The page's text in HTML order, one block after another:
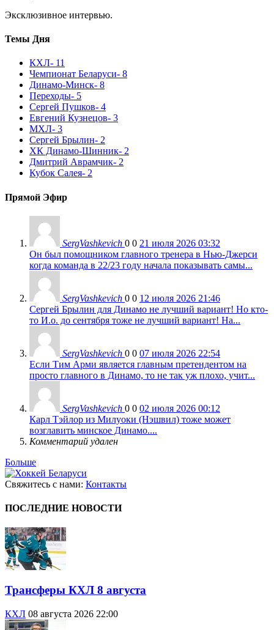
Эксклюзивное интервью.
Темы Дня
КХЛ- 11
Чемпионат Беларуси- 8
Динамо-Минск- 8
Переходы- 5
Сергей Пушков- 4
Евгений Кузнецов- 3
МХЛ- 3
Сергей Брылин- 2
ХК Динамо-Шинник- 2
Дмитрий Аврамчик- 2
Кубок Салея- 2
Прямой Эфир
SergVashkevich 0 0 21 июля 2026 03:32
Он был помощником главного тренера в Нью-Джерси
когда команда в 22/23 году начала показывать самы...
SergVashkevich 0 0 12 июля 2026 21:46
Сергей Брылин для Динамо не лучший вариант! Но кто-
то И.о. до сентября тоже не лучший вариант! На...
SergVashkevich 0 0 07 июля 2026 22:54
Если Тим Арми является главным претендентом на
просто главного в Динамо, то не так уж плохо, учит...
SergVashkevich 0 0 02 июля 2026 00:12
Карл Тэйлор из Милуоки (Нэшвил) тоже может
возглавить минское Динамо....
Комментарий удален
Больше
Свяжитесь с нами: Контакты
ПОСЛЕДНИЕ НОВОСТИ
Трансферы КХЛ 8 августа
КХЛ 08 августа 2026 22:00